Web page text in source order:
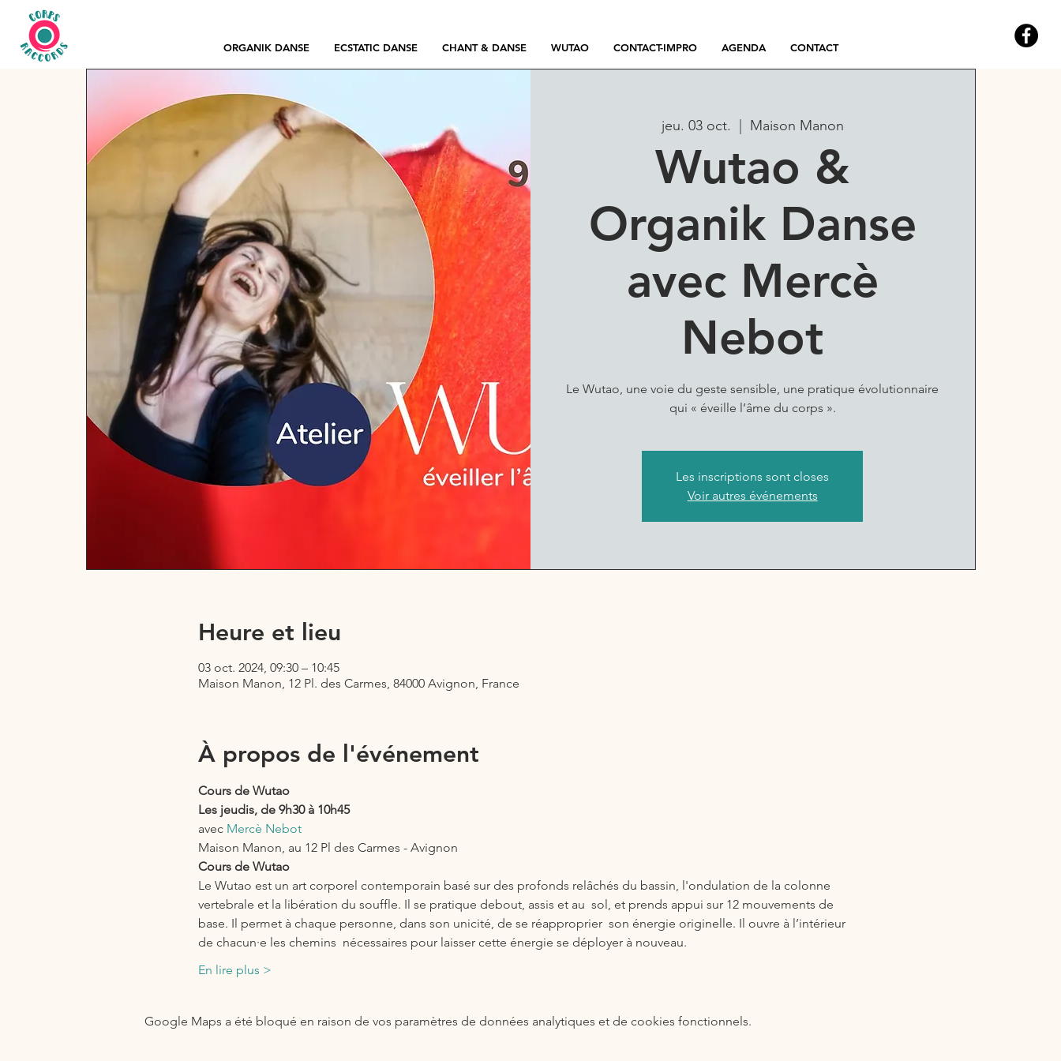
ORGANIK DANSE ECSTATIC DANSE CHANT & DANSE WUTAO CONTACT-IMPRO AGENDA CONTACT
jeu. 03 oct. Maison Manon
Wutao &
Organik Danse
avec Mercè
Nebot
Le Wutao, une voie du geste sensible, une pratique évolutionnaire
qui « éveille l’âme du corps ».
Les inscriptions sont closes
Voir autres événements
Heure et lieu
03 oct. 2024, 09:30 – 10:45
Maison Manon, 12 Pl. des Carmes, 84000 Avignon, France
À propos de l'événement
Cours de Wutao
Les jeudis, de 9h30 à 10h45
avec Mercè Nebot
Maison Manon, au 12 Pl des Carmes - Avignon
Cours de Wutao
Le Wutao est un art corporel contemporain basé sur des profonds relâchés du bassin, l'ondulation de la colonne
vertebrale et la libération du souffle. Il se pratique debout, assis et au  sol, et prends appui sur 12 mouvements de
base. Il permet à chaque personne, dans son unicité, de se réapproprier  son énergie originelle. Il ouvre à l’intérieur
de chacun·e les chemins  nécessaires pour laisser cette énergie se déployer à nouveau.
En lire plus >
Google Maps a été bloqué en raison de vos paramètres de données analytiques et de cookies fonctionnels.